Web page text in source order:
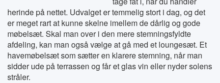
herinde på nettet. Udvalget er temmelig stort i dag, og det
er meget rart at kunne skelne imellem de dårlig og gode
møbelsæt. Skal man over i den mere stemningsfyldte
afdeling, kan man også vælge at gå med et loungesæt. Et
havemøbelsæt som sætter en klarere stemning, når man
sidder ude på terrassen og får et glas vin eller nyder solens
stråler.